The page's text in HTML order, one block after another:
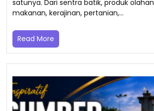
satunya. Dari sentra batik, produk olahan
makanan, kerajinan, pertanian,…
Read More